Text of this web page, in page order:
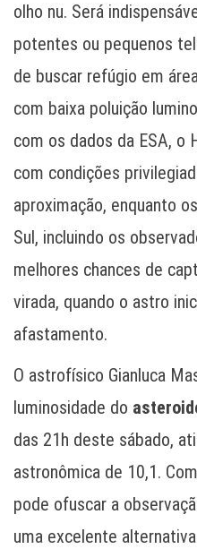
olho nu. Será
potentes ou pequenos
de buscar refúgio em
com baixa poluição
com os dados da ESA,
com condições
aproximação, enquanto
Sul, incluindo os
melhores chances de
virada, quando o astro
afastamento.
O astrofísico Gianluca
luminosidade do
das 21h deste sábado,
astronômica de 10,1.
pode ofuscar a
uma excelente